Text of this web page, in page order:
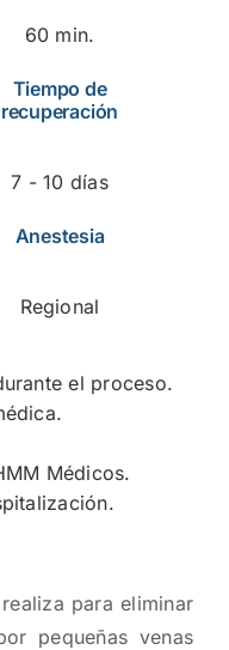
60 min.
Tiempo de
recuperación
7 - 10 días
Anestesia
Regional
el proceso.
Médicos.
para eliminar
pequeñas venas